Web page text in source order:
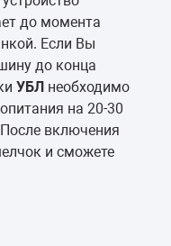
до момента
Если Вы
до конца
УБЛ необходимо
на 20-30
включения
и сможете